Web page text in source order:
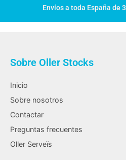
Envíos a toda España de
Sobre Oller Stocks
Inicio
Sobre nosotros
Contactar
Preguntas frecuentes
Oller Serveïs